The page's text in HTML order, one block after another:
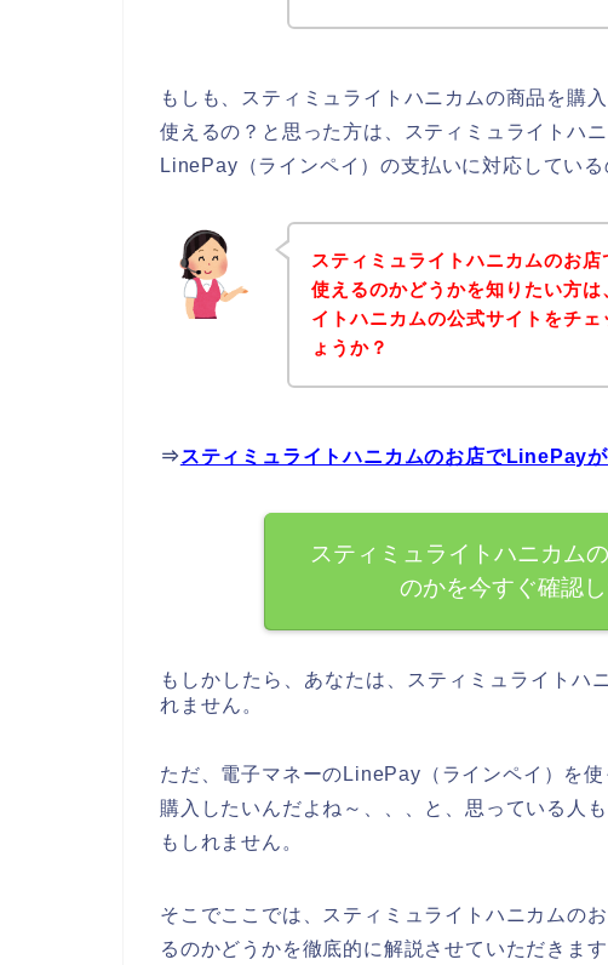
もしも、スティミュライトハニカムの商品を購
使えるの？と思った方は、スティミュライトハ
LinePay（ラインペイ）の支払いに対応してい
スティミュライトハニカムのお
使えるのかどうかを知りたい方
イトハニカムの公式サイトをチ
ょうか？
⇒ スティミュライトハニカムのお店でLinePay
スティミュライトハニカム
のかを今すぐ確認
もしかしたら、あなたは、スティミュライトハ
れません。
ただ、電子マネーのLinePay（ラインペイ）を
購入したいんだよね～、、、と、思っている人
もしれません。
そこでここでは、スティミュライトハニカムの
るのかどうかを徹底的に解説させていただきます